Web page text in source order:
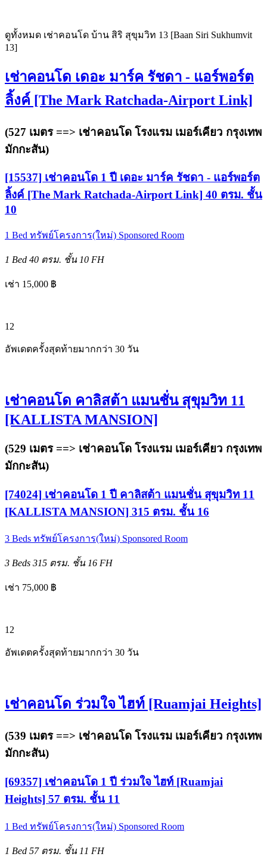
ดูทั้งหมด เช่าคอนโด บ้าน สิริ สุขุมวิท 13 [Baan Siri Sukhumvit
13]
เช่าคอนโด เดอะ มาร์ค รัชดา - แอร์พอร์ต
ลิ้งค์ [The Mark Ratchada-Airport Link]
(527 เมตร ==> เช่าคอนโด โรงแรม เมอร์เคียว กรุงเทพ
มักกะสัน)
[15537] เช่าคอนโด 1 ปี เดอะ มาร์ค รัชดา - แอร์พอร์ต
ลิ้งค์ [The Mark Ratchada-Airport Link] 40 ตรม. ชั้น
10
1 Bed ทรัพย์โครงการ(ใหม่) Sponsored Room
1 Bed 40 ตรม. ชั้น 10 FH
เช่า 15,000 ฿
12
อัพเดตครั้งสุดท้ายมากกว่า 30 วัน
เช่าคอนโด คาลิสต้า แมนชั่น สุขุมวิท 11
[KALLISTA MANSION]
(529 เมตร ==> เช่าคอนโด โรงแรม เมอร์เคียว กรุงเทพ
มักกะสัน)
[74024] เช่าคอนโด 1 ปี คาลิสต้า แมนชั่น สุขุมวิท 11
[KALLISTA MANSION] 315 ตรม. ชั้น 16
3 Beds ทรัพย์โครงการ(ใหม่) Sponsored Room
3 Beds 315 ตรม. ชั้น 16 FH
เช่า 75,000 ฿
12
อัพเดตครั้งสุดท้ายมากกว่า 30 วัน
เช่าคอนโด ร่วมใจ ไฮท์ [Ruamjai Heights]
(539 เมตร ==> เช่าคอนโด โรงแรม เมอร์เคียว กรุงเทพ
มักกะสัน)
[69357] เช่าคอนโด 1 ปี ร่วมใจ ไฮท์ [Ruamjai
Heights] 57 ตรม. ชั้น 11
1 Bed ทรัพย์โครงการ(ใหม่) Sponsored Room
1 Bed 57 ตรม. ชั้น 11 FH